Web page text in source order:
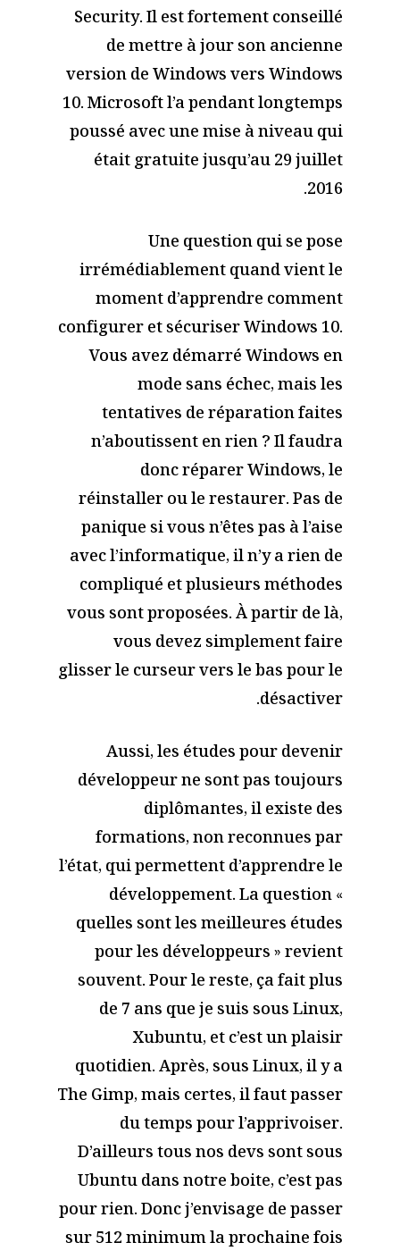
Security. Il est fortement conseillé
de mettre à jour son ancienne
version de Windows vers Windows
10. Microsoft l’a pendant longtemps
poussé avec une mise à niveau qui
était gratuite jusqu’au 29 juillet
2016.
Une question qui se pose
irrémédiablement quand vient le
moment d’apprendre comment
configurer et sécuriser Windows 10.
Vous avez démarré Windows en
mode sans échec, mais les
tentatives de réparation faites
n’aboutissent en rien ? Il faudra
donc réparer Windows, le
réinstaller ou le restaurer. Pas de
panique si vous n’êtes pas à l’aise
avec l’informatique, il n’y a rien de
compliqué et plusieurs méthodes
vous sont proposées. À partir de là,
vous devez simplement faire
glisser le curseur vers le bas pour le
désactiver.
Aussi, les études pour devenir
développeur ne sont pas toujours
diplômantes, il existe des
formations, non reconnues par
l’état, qui permettent d’apprendre le
développement. La question «
quelles sont les meilleures études
pour les développeurs » revient
souvent. Pour le reste, ça fait plus
de 7 ans que je suis sous Linux,
Xubuntu, et c’est un plaisir
quotidien. Après, sous Linux, il y a
The Gimp, mais certes, il faut passer
du temps pour l’apprivoiser.
D’ailleurs tous nos devs sont sous
Ubuntu dans notre boite, c’est pas
pour rien. Donc j’envisage de passer
sur 512 minimum la prochaine fois